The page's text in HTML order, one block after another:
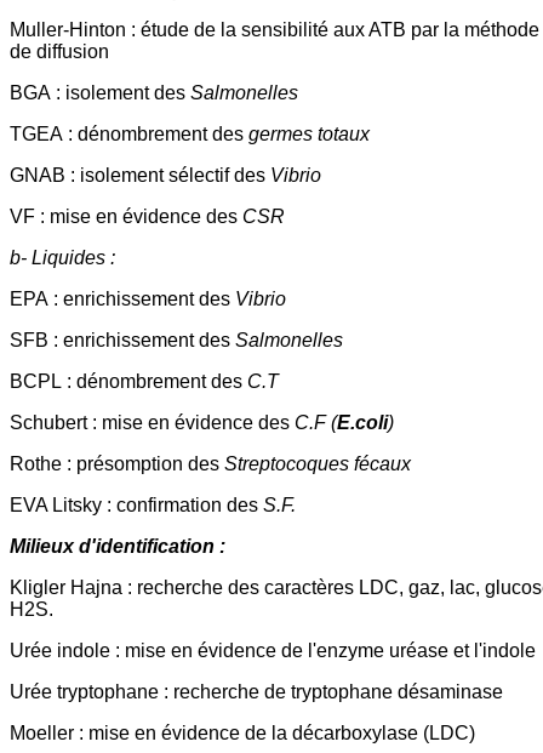
Muller-Hinton : étude de la sensibilité aux ATB par la méthode
de diffusion
BGA : isolement des Salmonelles
TGEA : dénombrement des germes totaux
GNAB : isolement sélectif des Vibrio
VF : mise en évidence des CSR
b- Liquides :
EPA : enrichissement des Vibrio
SFB : enrichissement des Salmonelles
BCPL : dénombrement des C.T
Schubert : mise en évidence des C.F (E.coli)
Rothe : présomption des Streptocoques fécaux
EVA Litsky : confirmation des S.F.
Milieux d'identification :
Kligler Hajna : recherche des caractères LDC, gaz, lac,
H2S.
Urée indole : mise en évidence de l'enzyme uréase et l'indole
Urée tryptophane : recherche de tryptophane désaminase
Moeller : mise en évidence de la décarboxylase (LDC)